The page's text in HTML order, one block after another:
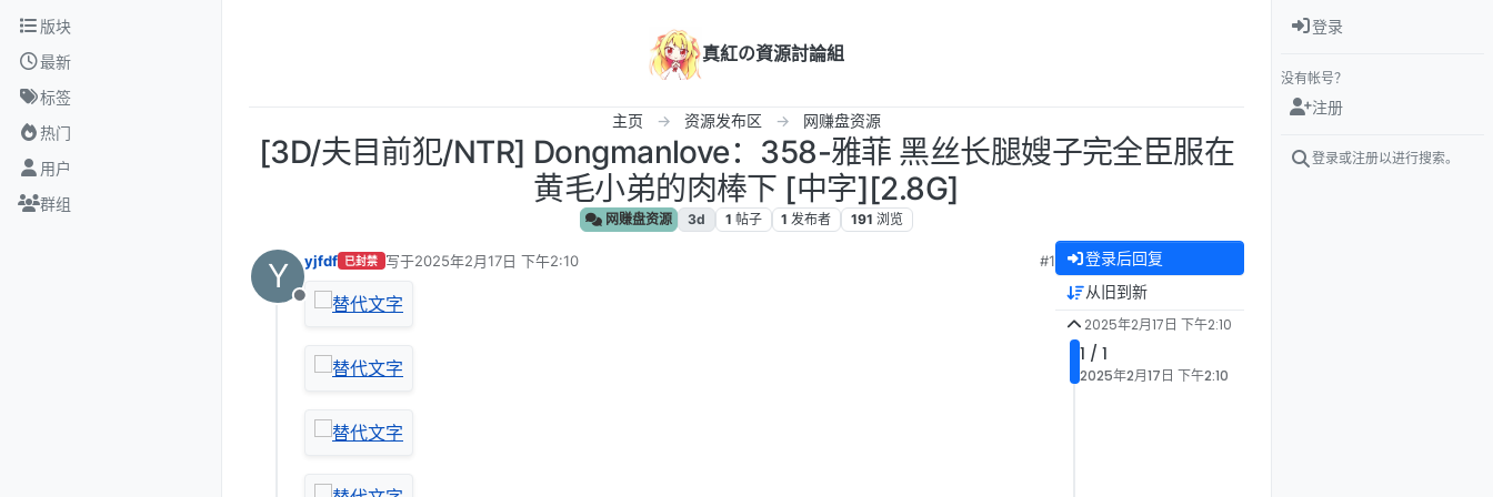
跳转至内容
版块
最新
标签
热门
用户
群组
真紅の資源討論組
主页 资源发布区 网赚盘资源
[3D/夫目前犯/NTR] Dongmanlove：358-雅菲 黑丝长腿嫂子完全臣服在
黄毛小弟的肉棒下 [中字][2.8G]
网赚盘资源 3d 1 帖子 1 发布者 191 浏览
Y
离线
yjfdf 已封禁 写于2025年2月17日 下午2:10
最后由 编辑
#1 登录后回复
从旧到新
2025年2月17日 下午2:10
1 / 1
2025年2月17日 下午2:10
登录
没有帐号？
注册
登录或注册以进行搜索。